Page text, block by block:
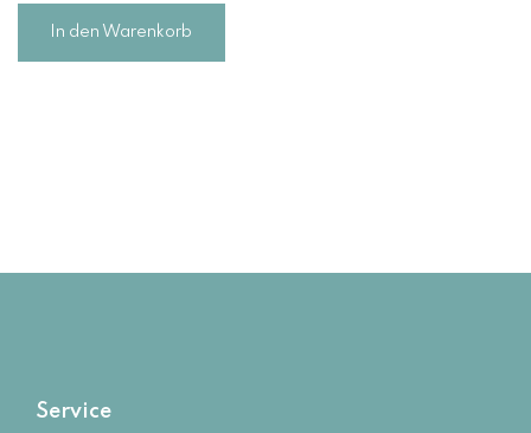
In den Warenkorb
Service